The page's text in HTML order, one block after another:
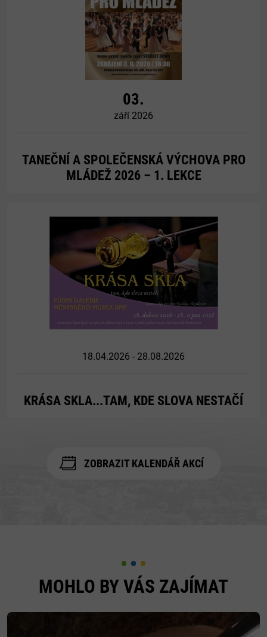
03.
září 2026
TANEČNÍ A SPOLEČENSKÁ VÝCHOVA PRO
MLÁDEŽ 2026 – 1. LEKCE
18.04.2026 - 28.08.2026
KRÁSA SKLA...TAM, KDE SLOVA NESTAČÍ
ZOBRAZIT KALENDÁŘ AKCÍ
MOHLO BY VÁS ZAJÍMAT